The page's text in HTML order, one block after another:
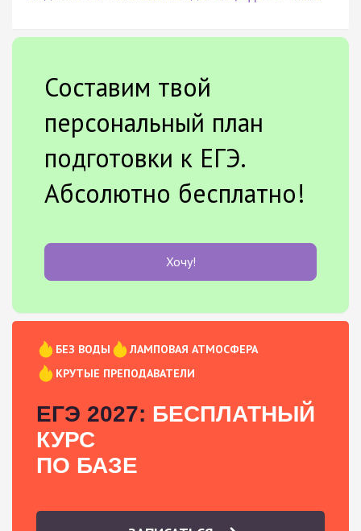
Составим твой
персональный план
подготовки к ЕГЭ.
Абсолютно бесплатно!
Хочу!
БЕЗ ВОДЫ
ЛАМПОВАЯ АТМОСФЕРА
КРУТЫЕ ПРЕПОДАВАТЕЛИ
ЕГЭ 2027: БЕСПЛАТНЫЙ
КУРС
ПО БАЗЕ